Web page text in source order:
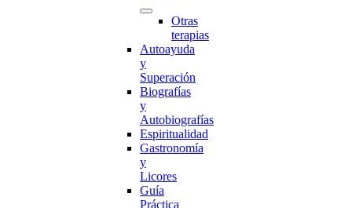
Otras
terapias
Autoayuda
y
Superación
Biografías
y
Autobiografías
Espiritualidad
Gastronomía
y
Licores
Guía
Práctica